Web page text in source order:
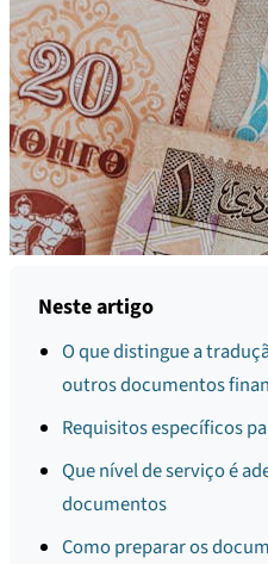
Neste artigo
O que distingue a
outros documentos
Requisitos específicos
Que nível de serviço é
documentos
Como preparar os